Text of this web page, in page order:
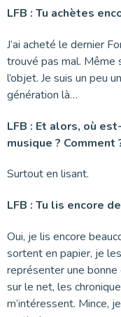
LFB : Tu achètes
J’ai acheté le dernier
trouvé pas mal. Même
l’objet. Je suis un peu
génération là…
LFB : Et alors, où
musique ? Comment
Surtout en lisant.
LFB : Tu lis encore
Oui, je lis encore
sortent en papier, je
représenter une bonne
sur le net, les
m’intéressent. Mince,